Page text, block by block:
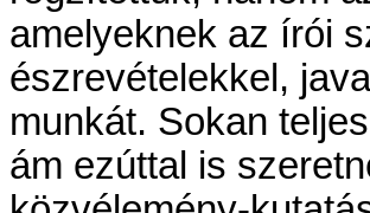
amelyeknek az írói
észrevételekkel,
munkát. Sokan
ám ezúttal is